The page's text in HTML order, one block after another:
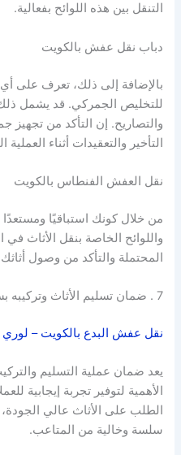
التنقل بين هذه اللوائح بفعالية.
دباب نقل عفش بالكويت
بالإضافة إلى ذلك، تعرف على
للتخليص الجمركي. قد يشمل ذلك
والتصاريح. إن التأكد من تجهيز
التأخير والتعقيدات أثناء العملية
نقل العفش الفنطاس بالكويت
من خلال كونك استباقيًا ومستعدًا
واللوائح الخاصة بنقل الأثاث
المحتملة والتأكد من وصول
7 . ضمان تسليم الأثاث وتركيبه بسلاسة
نقل عفش البدع بالكويت –
يعد ضمان عملية التسليم
الأهمية لتوفير تجربة إيجابية
الطلب على الأثاث عالي
سلسة وخالية من المتاعب.